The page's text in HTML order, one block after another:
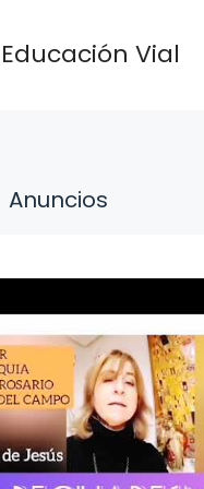
Educación Vial
Anuncios